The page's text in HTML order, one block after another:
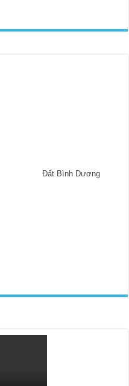
Đất Bình Dương